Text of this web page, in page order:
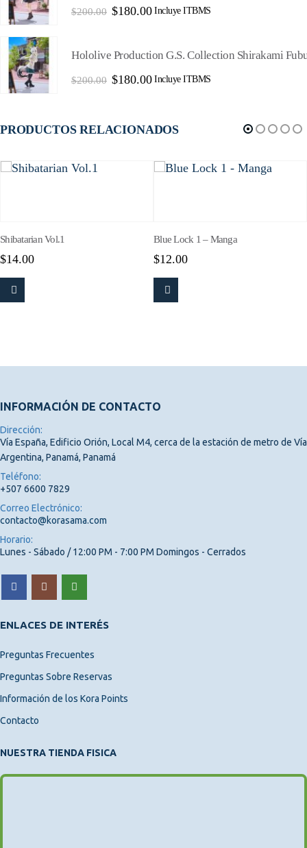
$200.00 El
$200.00.
$180.00El
$180.00.
Incluye ITBMS
Hololive Production G.S. Collection Shirakami
$200.00 El
$200.00.
$180.00El
$180.00.
Incluye ITBMS
PRODUCTOS RELACIONADOS
Shibatarian Vol.1
$14.00
Blue Lock 1 – Manga
$12.00
INFORMACIÓN DE CONTACTO
Dirección:
Vía España, Edificio Orión, Local M4, cerca de la estación de metro de Vía
Argentina, Panamá, Panamá
Teléfono:
+507 6600 7829
Correo Electrónico:
contacto@korasama.com
Horario:
Lunes - Sábado / 12:00 PM - 7:00 PM Domingos - Cerrados
ENLACES DE INTERÉS
Preguntas Frecuentes
Preguntas Sobre Reservas
Información de los Kora Points
Contacto
NUESTRA TIENDA FISICA